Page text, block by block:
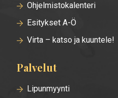
Ohjelmistokalenteri
Esitykset A-Ö
Virta – katso ja kuuntele!
Palvelut
Lipunmyynti